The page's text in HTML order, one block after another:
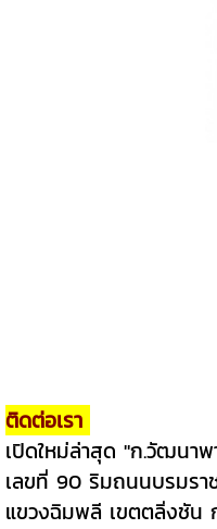
ติดต่อเรา
เปิดใหม่ล่าสุด "ก.วัฒ
เลขที่ 90 ริมถนนบรมร
แขวงฉิมพลี เขตตลิ่งชัน